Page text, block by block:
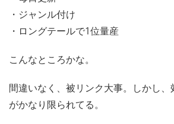
・ジャンル付け
・ロングテールで1位量産
こんなところかな。
間違いなく、被リンク大事。しかし、
がかなり限られてる。